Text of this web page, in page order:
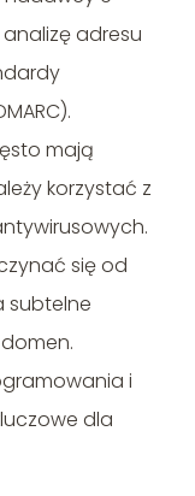
adresu
mają
korzystać z
się od
subtelne
i
dla